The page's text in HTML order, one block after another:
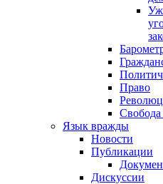
Право
Свобода
Язык вражды
Новости
Публикации
Дискуссии